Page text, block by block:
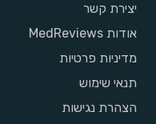
יצירת קשר
אודות MedReviews
מדיניות פרטיות
תנאי שימוש
הצהרת נגישות